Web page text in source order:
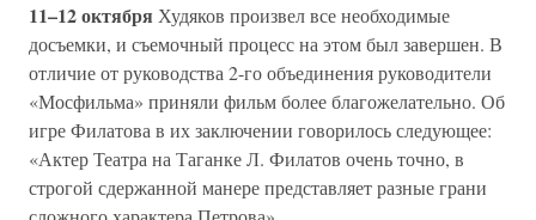
11–12 октября Худяков произвел все необходимые
досъемки, и съемочный процесс на этом был завершен. В
отличие от руководства 2-го объединения руководители
«Мосфильма» приняли фильм более благожелательно. Об
игре Филатова в их заключении говорилось следующее:
«Актер Театра на Таганке Л. Филатов очень точно, в
строгой сдержанной манере представляет разные грани